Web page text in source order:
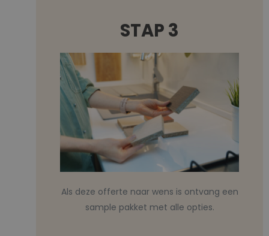
STAP 3
Als deze offerte naar wens is ontvang een
sample pakket met alle opties.